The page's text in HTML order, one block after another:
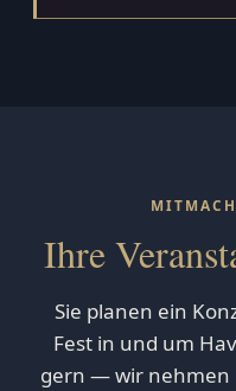
Ihre
Sie planen ein
Fest in und um
gern — wir nehmen